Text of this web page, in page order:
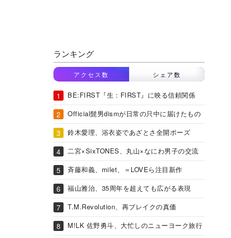
ランキング
アクセス数 シェア数
BE:FIRST『生：FIRST』に映る信頼関係
Official髭男dismが日常の只中に届けたもの
鈴木愛理、浴衣姿であざとさ全開ポーズ
二宮×SixTONES、丸山×なにわ男子の交流
斉藤和義、milet、＝LOVEら注目新作
福山雅治、35周年を超えても広がる表現
T.M.Revolution、再ブレイクの真価
M!LK 佐野勇斗、大忙しのニューヨーク旅行